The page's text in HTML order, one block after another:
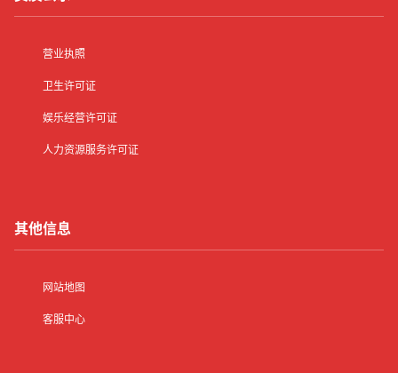
营业执照
卫生许可证
娱乐经营许可证
人力资源服务许可证
其他信息
网站地图
客服中心